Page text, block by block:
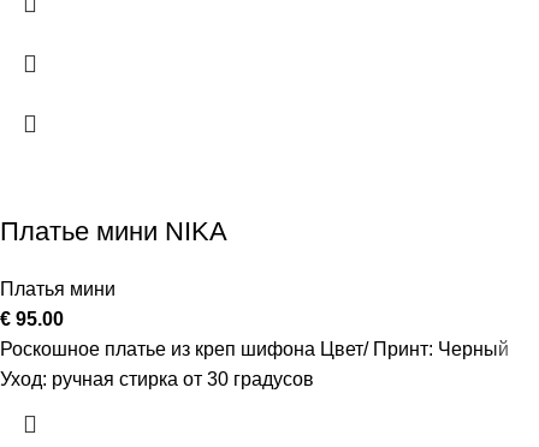
Платье мини NIKA
Платья мини
€ 95.00
Роскошное платье из креп шифона Цвет/ Принт: Черный
Уход: ручная стирка от 30 градусов